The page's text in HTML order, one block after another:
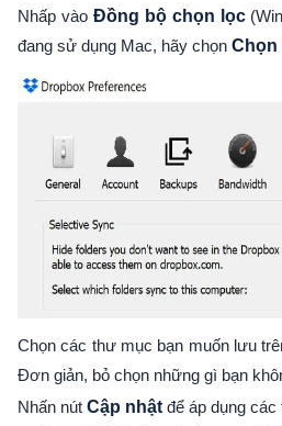
Nhấp vào Đồng bộ chọn lọc
đang sử dụng Mac, hãy chọn Chọn
Chọn các thư mục bạn muốn lưu
Đơn giản, bỏ chọn những gì bạn
Nhấn nút Cập nhật để áp dụng